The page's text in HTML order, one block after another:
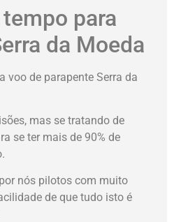
para
da Moeda
voo de parapente Serra da
mas se tratando de
se ter mais de 90% de
nós pilotos com muito
de que tudo isto é